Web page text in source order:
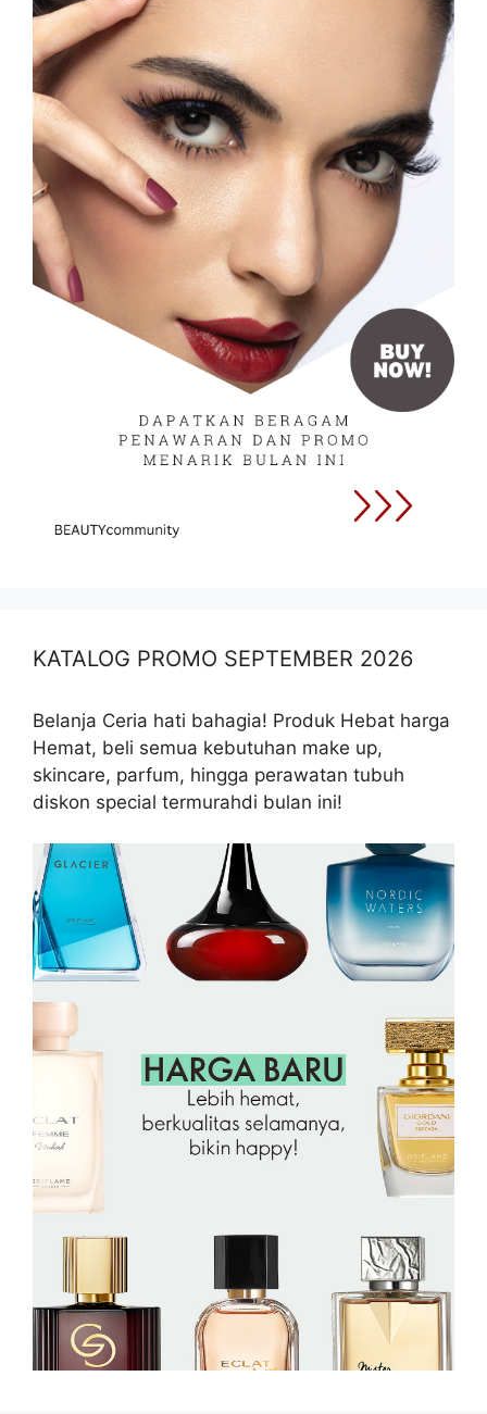
KATALOG PROMO SEPTEMBER 2026
Belanja Ceria hati bahagia! Produk Hebat harga
Hemat, beli semua kebutuhan make up,
skincare, parfum, hingga perawatan tubuh
diskon special termurahdi bulan ini!